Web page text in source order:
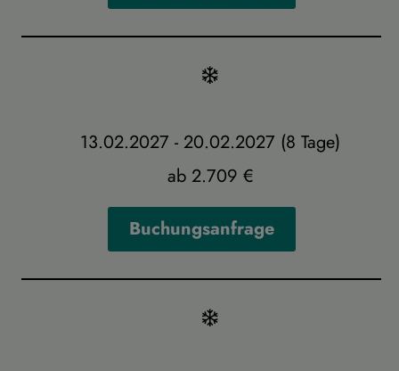
13.02.2027 - 20.02.2027 (8 Tage)
ab 2.709 €
Buchungsanfrage